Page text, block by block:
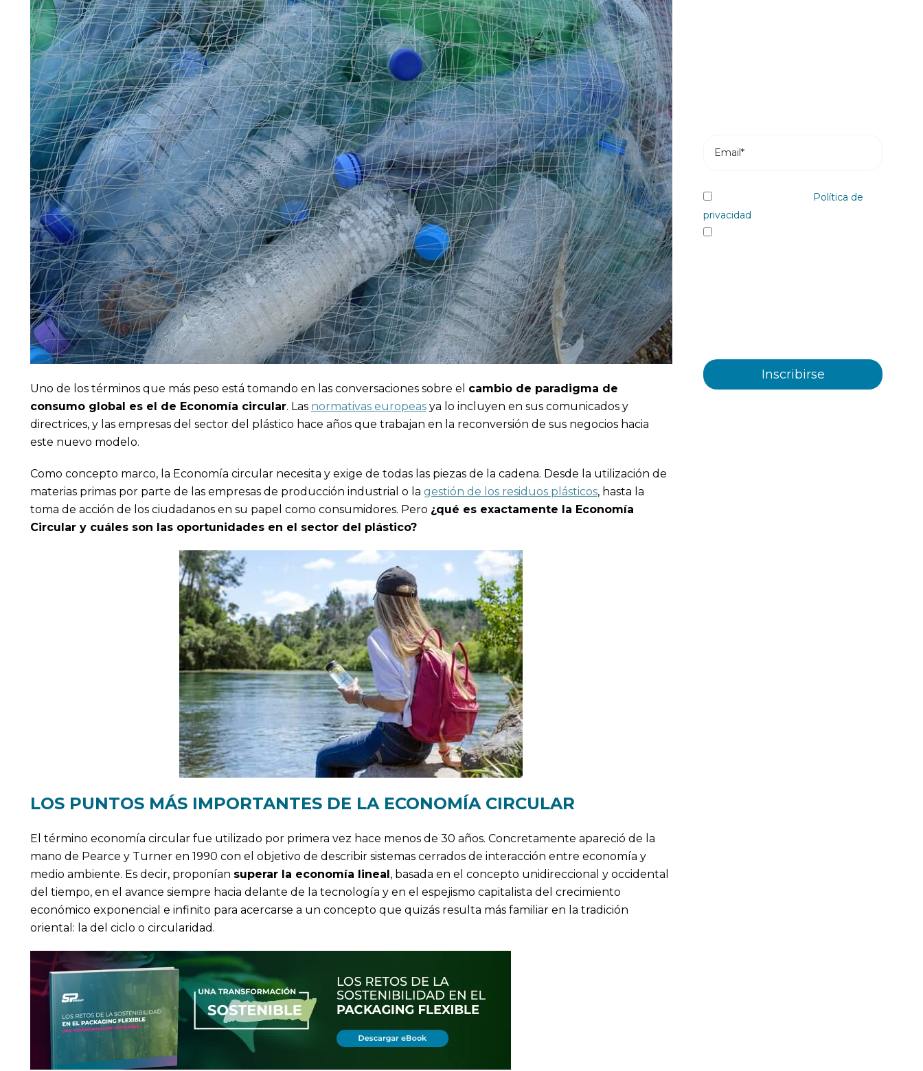
Uno de los términos que más peso está tomando en las conversaciones sobre el cambio de paradigma de
consumo global es el de Economía circular. Las normativas europeasya lo incluyen en sus comunicados y
directrices, y las empresas del sector del plástico hace años que trabajan en la reconversión de sus negocios hacia
este nuevo modelo.
Como concepto marco, la Economía circular necesita y exige de todas las piezas de la cadena. Desde la utilización de
materias primas por parte de las empresas de producción industrial o la gestión de los residuos plásticos, hasta la
toma de acción de los ciudadanos en su papel como consumidores. Pero ¿qué es exactamente la Economía
Circular y cuáles son las oportunidades en el sector del plástico?
LOS PUNTOS MÁS IMPORTANTES DE LA ECONOMÍA CIRCULAR
El término economía circular fue utilizado por primera vez hace menos de 30 años. Concretamente apareció de la
mano de Pearce y Turner en 1990 con el objetivo de describir sistemas cerrados de interacción entre economía y
medio ambiente. Es decir, proponían superar la economía lineal , basada en el concepto unidireccional y occidental
del tiempo, en el avance siempre hacia delante de la tecnología y en el espejismo capitalista del crecimiento
económico exponencial e infinito para acercarse a un concepto que quizás resulta más familiar en la tradición
oriental: la del ciclo o circularidad.
Política de
privacidad